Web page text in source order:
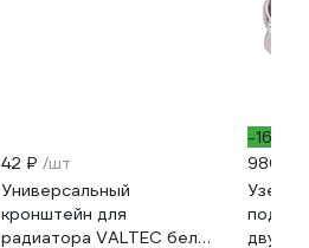
42 ₽ /шт
Универсальный
кронштейн для
радиатора VALTEC белый
-16%
980 ₽
Узел